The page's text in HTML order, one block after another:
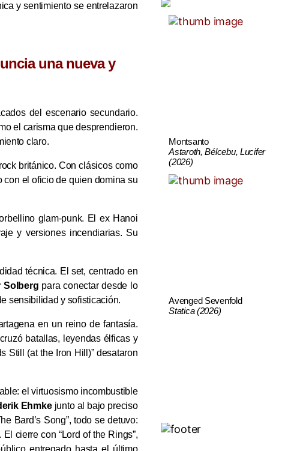
y sentimiento se entrelazaron
una nueva y
del escenario secundario.
el carisma que desprendieron.
claro.
británico. Con clásicos como
con el oficio de quien domina su
glam-punk. El ex Hanoi
y versiones incendiarias. Su
técnica. El set, centrado en
Solberg para conectar desde lo
sensibilidad y sofisticación.
en un reino de fantasía.
batallas, leyendas élficas y
Still (at the Iron Hill)” desataron
el virtuosismo incombustible
Ehmkejunto al bajo preciso
Bard’s Song”, todo se detuvo:
cierre con “Lord of the Rings”,
Montsanto
Astaroth, Bélcebu, Lucifer
(2026)
Avenged Sevenfold
Statica (2026)